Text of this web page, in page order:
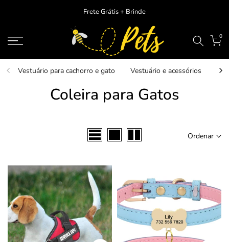
conteudo
Frete Grátis + Brinde
0
Vestuário para cachorro e gato Vestuário e acessórios
Coleira para Gatos
Ordenar